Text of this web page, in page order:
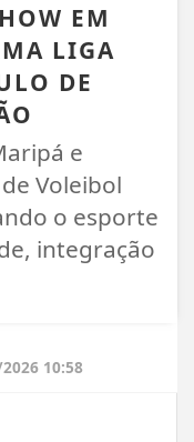
EM
LIGA
DE
e
Voleibol
o esporte
integração
10:58